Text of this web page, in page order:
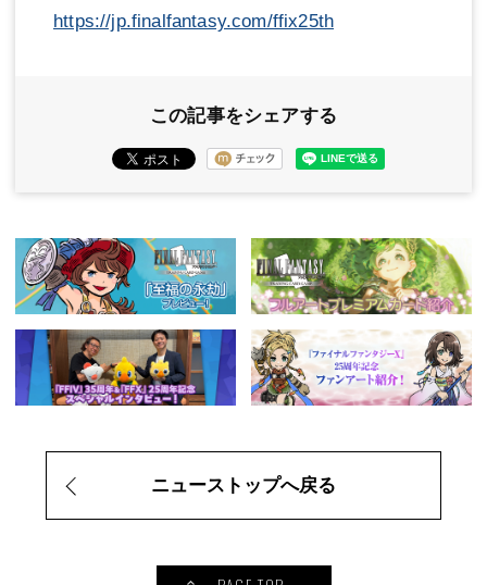
https://jp.finalfantasy.com/ffix25th
この記事をシェアする
ニューストップへ戻る